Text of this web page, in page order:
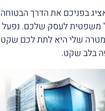
בפניכם את הדרך
משפטית לעסק שלכם. נפעל
שלי היא לתת לכם שקט
בלב שקט.